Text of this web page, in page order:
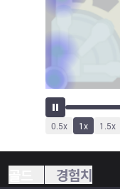
0.5x 1x 1.5x
경험치